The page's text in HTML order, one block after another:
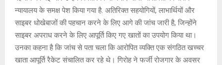
न्यायालय के समक्ष पेश किया गया है. अतिरिक्त सहयोगियों, लाभार्थियों और
साइबर धोखेबाजों की पहचान करने के लिए आगे की जांच जारी है, जिन्होंने
साइबर अपराध करने के लिए आपूर्ति किए गए खातों का उपयोग किया था।
उनका कहना है कि जांच से पता चला कि आरोपित व्यक्ति एक संगठित खच्चर
खाता आपूर्ति रैकेट संचालित कर रहे थे। गिरोह ने फर्जी रोजगार के अवसर